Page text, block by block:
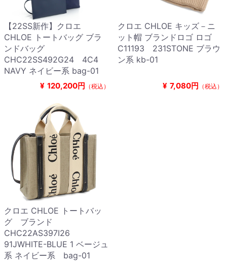
【22SS新作】クロエ
CHLOE トートバッグ ブラ
ンドバッグ
CHC22SS492G24 4C4
NAVY ネイビー系 bag-01
¥ 120,200円 （税込）
クロエ CHLOE キッズ－ニ
ット帽 ブランドロゴ ロゴ
C11193 231STONE ブラウ
ン系 kb-01
¥ 7,080円 （税込）
クロエ CHLOE トートバッ
グ ブランド
CHC22AS397I26
91JWHITE-BLUE 1 ベージュ
系 ネイビー系 bag-01